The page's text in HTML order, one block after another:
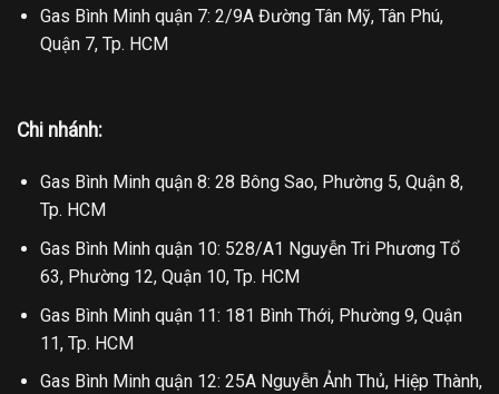
Gas Bình Minh quận 7: 2/9A Đường Tân Mỹ, Tân Phú,
Quận 7, Tp. HCM
Chi nhánh:
Gas Bình Minh quận 8: 28 Bông Sao, Phường 5, Quận 8,
Tp. HCM
Gas Bình Minh quận 10: 528/A1 Nguyễn Tri Phương Tổ
63, Phường 12, Quận 10, Tp. HCM
Gas Bình Minh quận 11: 181 Bình Thới, Phường 9, Quận
11, Tp. HCM
Gas Bình Minh quận 12: 25A Nguyễn Ảnh Thủ, Hiệp Thành,